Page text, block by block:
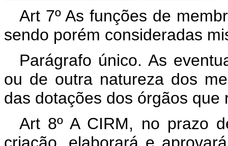
Art 7º As funções de
sendo porém consideradas
Parágrafo único. As
ou de outra natureza dos
das dotações dos órgãos que
Art 8º A CIRM, no prazo